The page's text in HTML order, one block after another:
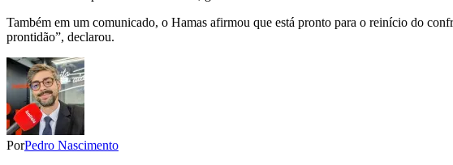
Também em um comunicado, o Hamas afirmou que está pronto para o reinício do
prontidão”, declarou.
PorPedro Nascimento